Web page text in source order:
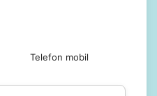
Telefon mobil